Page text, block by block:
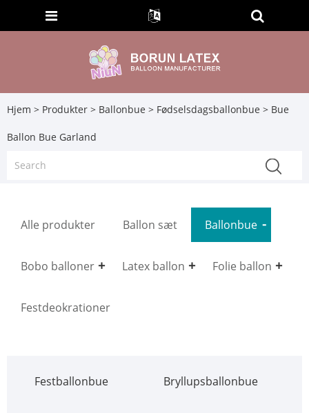
Hjem > Produkter > Ballonbue > Fødselsdagsballonbue > Bue
Ballon Bue Garland
Alle produkter Ballon sæt Ballonbue
Bobo balloner Latex ballon Folie ballon
Festdeokrationer
Festballonbue Bryllupsballonbue